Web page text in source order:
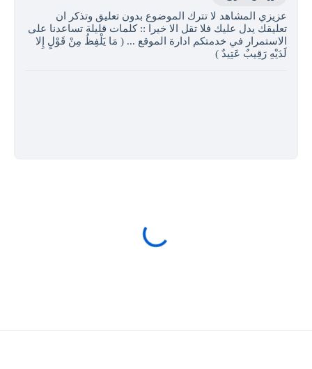
عزيزي المشاهد لا تترك الموضوع بدون تعليق وتذكر ان
تعليقك يدل عليك فلا تقل الا خيرا :: كلمات قليلة تساعدنا على
الاستمرار في خدمتكم ادارة الموقع ... ( مَا يَلْفِظُ مِنْ قَوْلٍ إِلا
لَدَيْهِ رَقِيبٌ عَتِيدٌ )